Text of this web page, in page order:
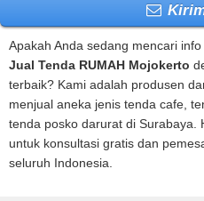
Apakah Anda sedang mencari
Jual Tenda RUMAH Mojokerto
terbaik? Kami adalah produsen
menjual aneka jenis tenda cafe,
tenda posko darurat di Surabaya.
untuk konsultasi gratis dan
seluruh Indonesia.